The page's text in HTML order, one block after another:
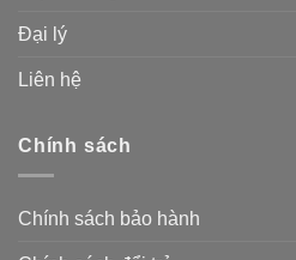
Đại lý
Liên hệ
Chính sách
Chính sách bảo hành